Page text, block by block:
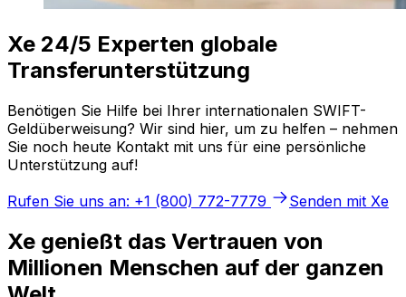
Xe 24/5 Experten globale
Transferunterstützung
Benötigen Sie Hilfe bei Ihrer internationalen SWIFT-
Geldüberweisung? Wir sind hier, um zu helfen – nehmen
Sie noch heute Kontakt mit uns für eine persönliche
Unterstützung auf!
Rufen Sie uns an: +1 (800) 772-7779
Senden mit Xe
Xe genießt das Vertrauen von
Millionen Menschen auf der ganzen